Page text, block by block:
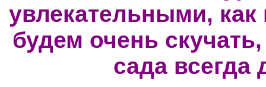
увлекательными,
будем очень
сада